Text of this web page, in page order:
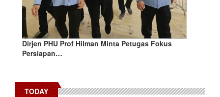
Dirjen PHU Prof Hilman Minta Petugas Fokus
Persiapan…
TODAY